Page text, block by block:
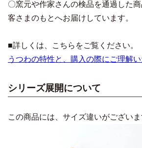
〇窯元や作家さんの検品を通過した
客さまのもとへお届けしています。
■詳しくは、こちらをご覧ください。
うつわの特性と、購入の際にご理解
シリーズ展開について
この商品には、サイズ違いがございま